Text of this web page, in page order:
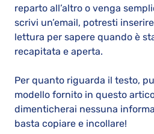
reparto all’altro o venga
scrivi un’email, potresti
lettura per sapere quando è
recapitata e aperta.
Per quanto riguarda il testo,
modello fornito in questo
dimenticherai nessuna
basta copiare e incollare!